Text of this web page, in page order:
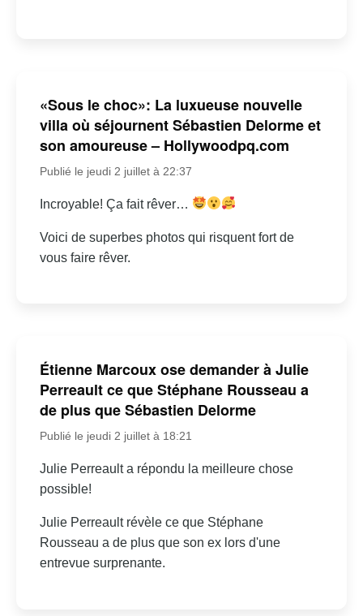
«Sous le choc»: La luxueuse nouvelle
villa où séjournent Sébastien Delorme et
son amoureuse – Hollywoodpq.com
Publié le jeudi 2 juillet à 22:37
Incroyable! Ça fait rêver…
Voici de superbes photos qui risquent fort de
vous faire rêver.
Étienne Marcoux ose demander à Julie
Perreault ce que Stéphane Rousseau a
de plus que Sébastien Delorme
Publié le jeudi 2 juillet à 18:21
Julie Perreault a répondu la meilleure chose
possible!
Julie Perreault révèle ce que Stéphane
Rousseau a de plus que son ex lors d'une
entrevue surprenante.